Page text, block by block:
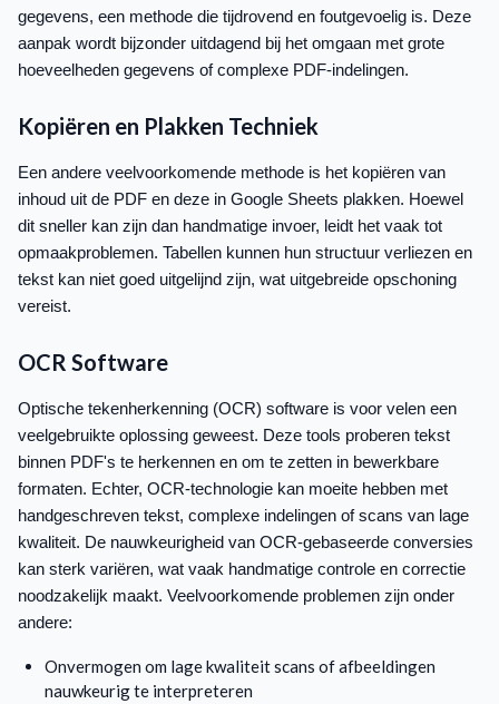
gegevens, een methode die tijdrovend en foutgevoelig is. Deze
aanpak wordt bijzonder uitdagend bij het omgaan met grote
hoeveelheden gegevens of complexe PDF-indelingen.
Kopiëren en Plakken Techniek
Een andere veelvoorkomende methode is het kopiëren van
inhoud uit de PDF en deze in Google Sheets plakken. Hoewel
dit sneller kan zijn dan handmatige invoer, leidt het vaak tot
opmaakproblemen. Tabellen kunnen hun structuur verliezen en
tekst kan niet goed uitgelijnd zijn, wat uitgebreide opschoning
vereist.
OCR Software
Optische tekenherkenning (OCR) software is voor velen een
veelgebruikte oplossing geweest. Deze tools proberen tekst
binnen PDF's te herkennen en om te zetten in bewerkbare
formaten. Echter, OCR-technologie kan moeite hebben met
handgeschreven tekst, complexe indelingen of scans van lage
kwaliteit. De nauwkeurigheid van OCR-gebaseerde conversies
kan sterk variëren, wat vaak handmatige controle en correctie
noodzakelijk maakt. Veelvoorkomende problemen zijn onder
andere:
Onvermogen om lage kwaliteit scans of afbeeldingen
nauwkeurig te interpreteren